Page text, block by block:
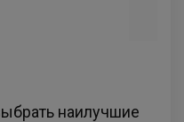
наилучшие